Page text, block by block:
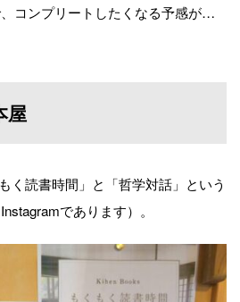
、コンプリートしたくなる予感が…
屋
く読書時間」と「哲学対話」という
であります）。